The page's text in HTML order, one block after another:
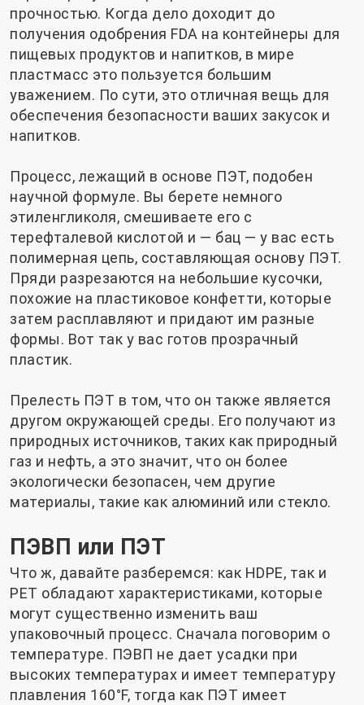
прочностью. Когда дело доходит до
получения одобрения FDA на контейнеры для
пищевых продуктов и напитков, в мире
пластмасс это пользуется большим
уважением. По сути, это отличная вещь для
обеспечения безопасности ваших закусок и
напитков.
Процесс, лежащий в основе ПЭТ, подобен
научной формуле. Вы берете немного
этиленгликоля, смешиваете его с
терефталевой кислотой и — бац — у вас есть
полимерная цепь, составляющая основу ПЭТ.
Пряди разрезаются на небольшие кусочки,
похожие на пластиковое конфетти, которые
затем расплавляют и придают им разные
формы. Вот так у вас готов прозрачный
пластик.
Прелесть ПЭТ в том, что он также является
другом окружающей среды. Его получают из
природных источников, таких как природный
газ и нефть, а это значит, что он более
экологически безопасен, чем другие
материалы, такие как алюминий или стекло.
ПЭВП или ПЭТ
Что ж, давайте разберемся: как HDPE, так и
PET обладают характеристиками, которые
могут существенно изменить ваш
упаковочный процесс. Сначала поговорим о
температуре. ПЭВП не дает усадки при
высоких температурах и имеет температуру
плавления 160°F, тогда как ПЭТ имеет